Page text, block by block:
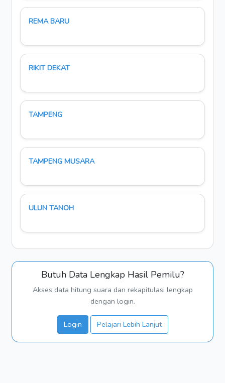
REMA BARU
RIKIT DEKAT
TAMPENG
TAMPENG MUSARA
ULUN TANOH
Butuh Data Lengkap Hasil Pemilu?
Akses data hitung suara dan rekapitulasi lengkap
dengan login.
Login Pelajari Lebih Lanjut